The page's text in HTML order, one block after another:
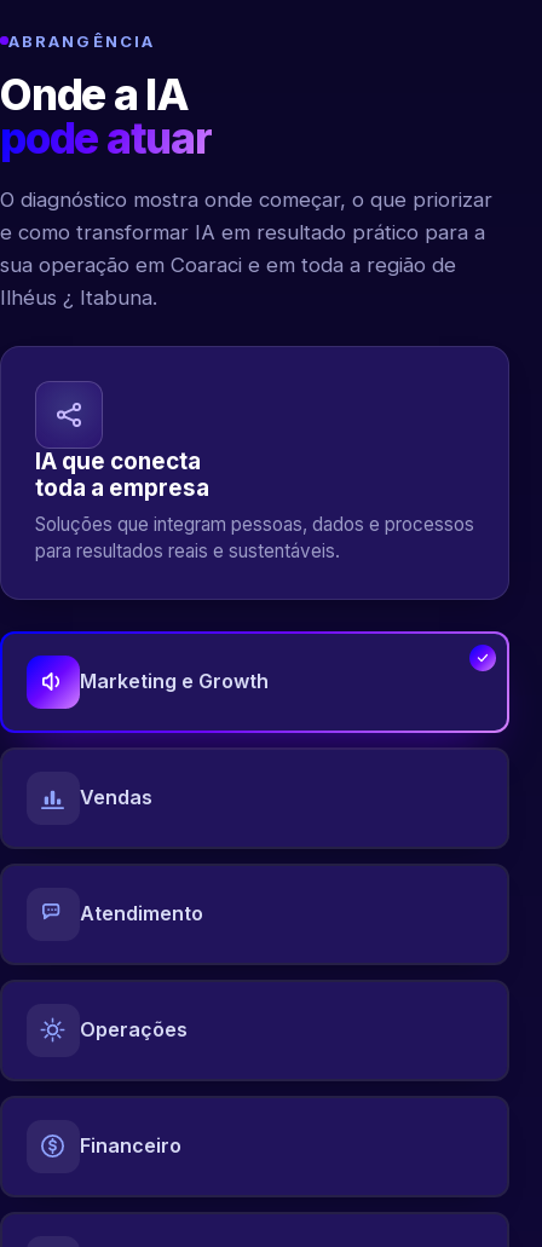
ABRANGÊNCIA
Onde a IA
pode atuar
O diagnóstico mostra onde começar, o que priorizar
e como transformar IA em resultado prático para a
sua operação em Coaraci e em toda a região de
Ilhéus ¿ Itabuna.
IA que conecta
toda a empresa
Soluções que integram pessoas, dados e processos
para resultados reais e sustentáveis.
Marketing e Growth
Vendas
Atendimento
Operações
Financeiro